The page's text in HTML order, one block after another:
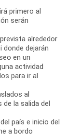
primero al
serán
alrededor
donde dejarán
en un
actividad
para ir al
al
la salida del
país e inicio del
a bordo